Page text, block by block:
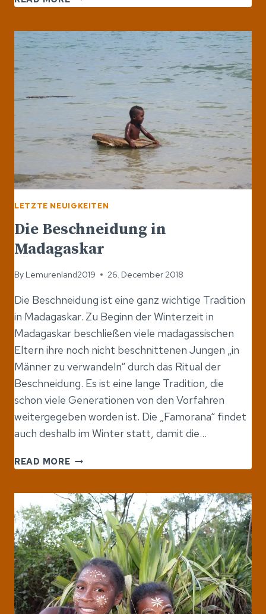
IN
LETZTE NEUIGKEITEN
Die Beschneidung in
Madagaskar
By Lemurenland2019 26. December 2018
Die Beschneidung ist eine ganz wichtige Tradition
in Madagaskar. Zu Beginn der Winterzeit in
Madagaskar beschließen viele madagassischen
Eltern ihre noch nicht beschnittenen Jungen „in
Männer zu verwandeln“ durch das Ritual der
Beschneidung. Es ist eine lange Tradition, die
schon viele Generationen von den Vorfahren
weitergegeben worden ist. Die „Famorana“ findet
auch deshalb im Winter statt, damit die…
READ MOREDIE
BESCHNEIDUNG
MADAGASKAR